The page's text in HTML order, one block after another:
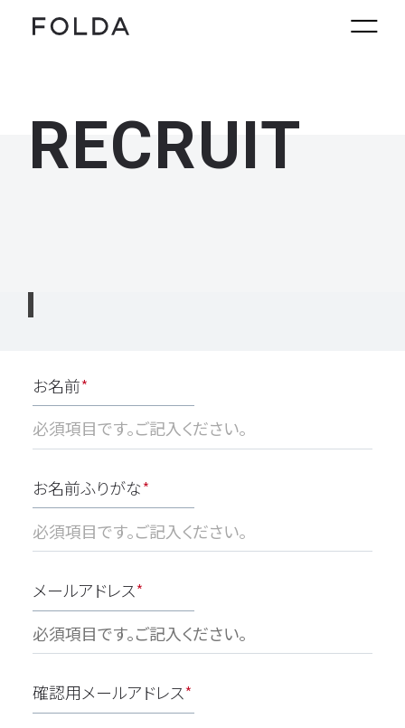
RECRUIT
お名前*
お名前ふりがな*
メールアドレス*
確認用メールアドレス*